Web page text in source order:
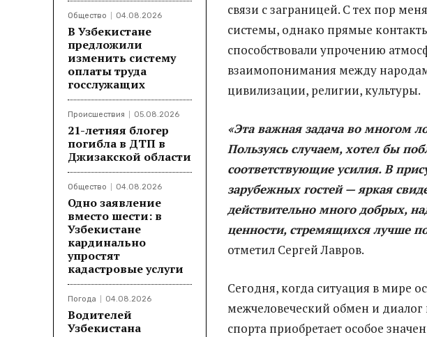
Общество 04.08.2026
В Узбекистане
предложили
изменить систему
оплаты труда
госслужащих
Происшествия 05.08.2026
21-летняя блогер
погибла в ДТП в
Джизакской области
Общество 04.08.2026
Одно заявление
вместо шести: в
Узбекистане
кардинально
упростят
кадастровые услуги
Погода 04.08.2026
Водителей
Узбекистана
связи с заграницей. С тех пор
системы, однако прямые
способствовали упрочению
взаимопонимания между
цивилизации, религии, культуры.
«Эта важная задача во многом
Пользуясь случаем, хотел бы
соответствующие усилия. В
зарубежных гостей — яркая
действительно много добрых,
ценности, стремящихся лучше
отметил Сергей Лавров.
Сегодня, когда ситуация в мире
межчеловеческий обмен и
спорта приобретает особое